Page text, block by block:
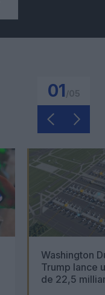
01
Washington
Trump lance
de 22,5